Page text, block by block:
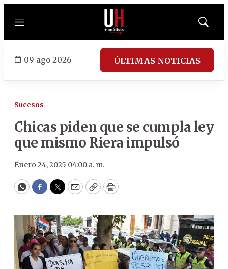
Menú
Mostrar
09 ago 2026 ÚLTIMAS NOTICIAS
Sucesos
Chicas piden que se cumpla ley
que mismo Riera impulsó
Enero 24, 2025 04:00 a. m.
WhatsApp
Facebook
Twitter
EmailCopyPrint